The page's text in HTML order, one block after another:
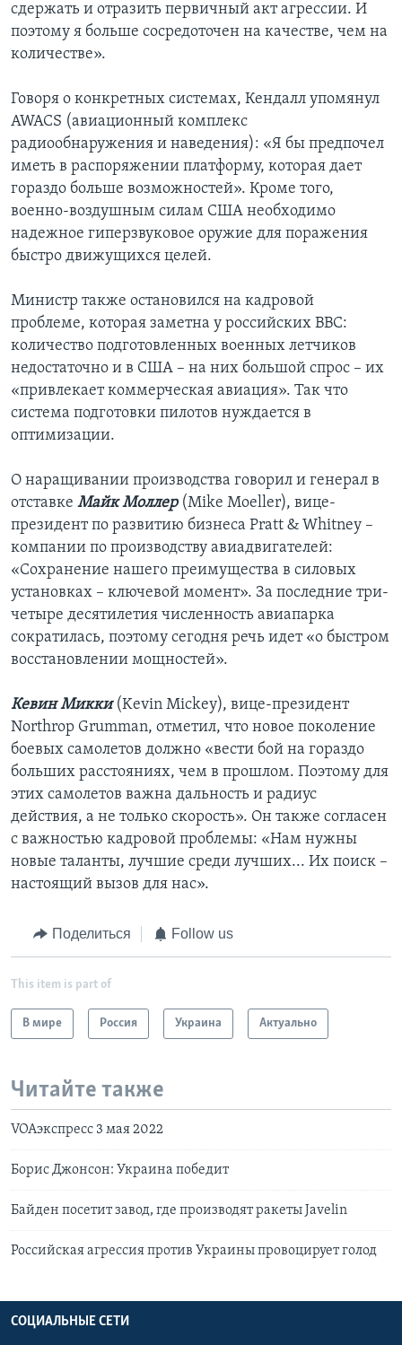
сдержать и отразить первичный акт агрессии. И
поэтому я больше сосредоточен на качестве, чем на
количестве».
Говоря о конкретных системах, Кендалл упомянул
AWACS (авиационный комплекс
радиообнаружения и наведения): «Я бы предпочел
иметь в распоряжении платформу, которая дает
гораздо больше возможностей». Кроме того,
военно-воздушным силам США необходимо
надежное гиперзвуковое оружие для поражения
быстро движущихся целей.
Министр также остановился на кадровой
проблеме, которая заметна у российских ВВС:
количество подготовленных военных летчиков
недостаточно и в США – на них большой спрос – их
«привлекает коммерческая авиация». Так что
система подготовки пилотов нуждается в
оптимизации.
О наращивании производства говорил и генерал в
отставке Майк Моллер(Mike Moeller), вице-
президент по развитию бизнеса Pratt & Whitney –
компании по производству авиадвигателей:
«Сохранение нашего преимущества в силовых
установках – ключевой момент». За последние три-
четыре десятилетия численность авиапарка
сократилась, поэтому сегодня речь идет «о быстром
восстановлении мощностей».
Кевин Микки(Kevin Mickey), вице-президент
Northrop Grumman, отметил, что новое поколение
боевых самолетов должно «вести бой на гораздо
больших расстояниях, чем в прошлом. Поэтому для
этих самолетов важна дальность и радиус
действия, а не только скорость». Он также согласен
с важностью кадровой проблемы: «Нам нужны
новые таланты, лучшие среди лучших... Их поиск –
настоящий вызов для нас».
Поделиться Follow us
This item is part of
В мире Россия Украина Актуально
Читайте также
VOAэкспресс 3 мая 2022
Борис Джонсон: Украина победит
Байден посетит завод, где производят ракеты Javelin
Российская агрессия против Украины провоцирует голод
СОЦИАЛЬНЫЕ СЕТИ